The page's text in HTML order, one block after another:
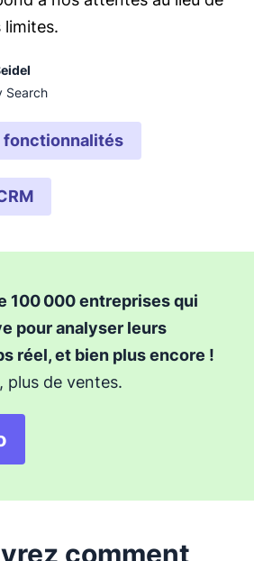
limites.
Search
fonctionnalités
100 000 entreprises qui
pour analyser leurs
réel, et bien plus encore !
plus de ventes.
comment